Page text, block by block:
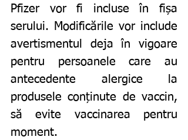
Pfizer vor fi incluse în fișa
serului. Modificările vor include
avertismentul deja în vigoare
pentru persoanele care au
antecedente alergice la
produsele conținute de vaccin,
să evite vaccinarea pentru
moment.